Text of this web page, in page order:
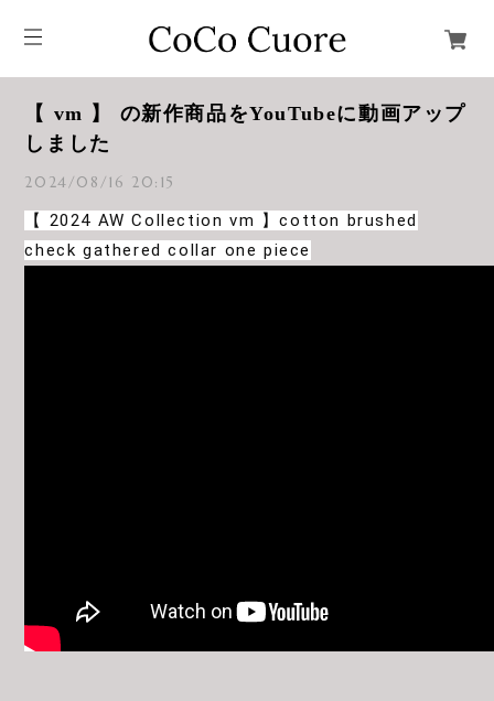
【 vm 】 の新作商品をYouTubeに動画アップ
しました
2024/08/16 20:15
【 2024 AW Collection vm 】cotton brushed
check gathered collar one piece